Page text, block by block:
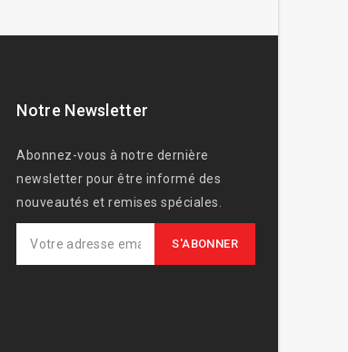
Notre Newsletter
Abonnez-vous à notre dernière
newsletter pour être informé des
nouveautés et remises spéciales.